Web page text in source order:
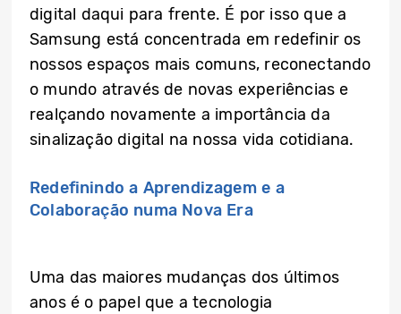
digital daqui para frente. É por isso que a
Samsung está concentrada em redefinir os
nossos espaços mais comuns, reconectando
o mundo através de novas experiências e
realçando novamente a importância da
sinalização digital na nossa vida cotidiana.
Redefinindo a Aprendizagem e a
Colaboração numa Nova Era
Uma das maiores mudanças dos últimos
anos é o papel que a tecnologia